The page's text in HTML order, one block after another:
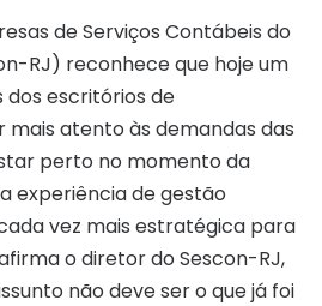
de Serviços Contábeis do
RJ) reconhece que hoje um
dos escritórios de
atento às demandas das
perto no momento da
experiência de gestão
vez mais estratégica para
o diretor do Sescon-RJ,
não deve ser o que já foi